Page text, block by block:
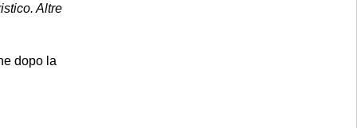
Altre
dopo la